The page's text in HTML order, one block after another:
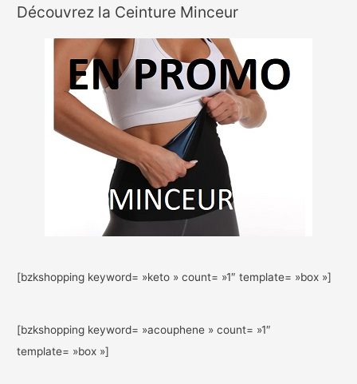
Découvrez la Ceinture Minceur
[bzkshopping keyword= »keto » count= »1″ template= »box »]
[bzkshopping keyword= »acouphene » count= »1″
template= »box »]